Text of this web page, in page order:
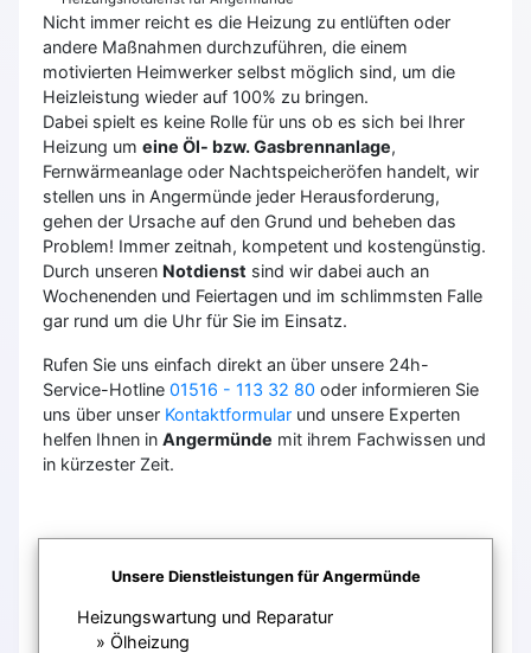
Nicht immer reicht es die Heizung zu entlüften oder
andere Maßnahmen durchzuführen, die einem
motivierten Heimwerker selbst möglich sind, um die
Heizleistung wieder auf 100% zu bringen.
Dabei spielt es keine Rolle für uns ob es sich bei Ihrer
Heizung um eine Öl- bzw. Gasbrennanlage,
Fernwärmeanlage oder Nachtspeicheröfen handelt, wir
stellen uns in Angermünde jeder Herausforderung,
gehen der Ursache auf den Grund und beheben das
Problem! Immer zeitnah, kompetent und kostengünstig.
Durch unseren Notdienst sind wir dabei auch an
Wochenenden und Feiertagen und im schlimmsten Falle
gar rund um die Uhr für Sie im Einsatz.
Rufen Sie uns einfach direkt an über unsere 24h-
Service-Hotline 01516 - 113 32 80 oder informieren Sie
uns über unser Kontaktformular und unsere Experten
helfen Ihnen in Angermünde mit ihrem Fachwissen und
in kürzester Zeit.
Unsere Dienstleistungen für Angermünde
Heizungswartung und Reparatur
Ölheizung